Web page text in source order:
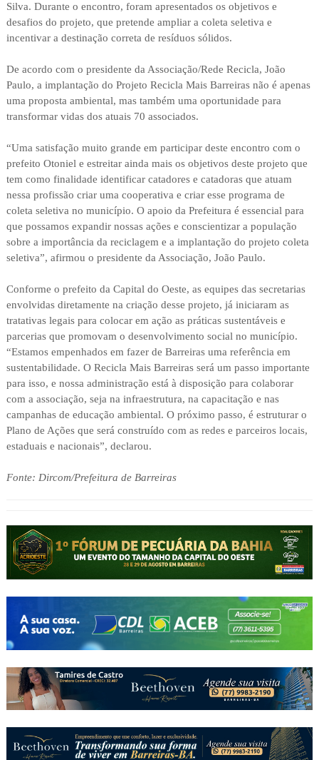
Silva. Durante o encontro, foram apresentados os objetivos e
desafios do projeto, que pretende ampliar a coleta seletiva e
incentivar a destinação correta de resíduos sólidos.
De acordo com o presidente da Associação/Rede Recicla, João
Paulo, a implantação do Projeto Recicla Mais Barreiras não é apenas
uma proposta ambiental, mas também uma oportunidade para
transformar vidas dos atuais 70 associados.
“Uma satisfação muito grande em participar deste encontro com o
prefeito Otoniel e estreitar ainda mais os objetivos deste projeto que
tem como finalidade identificar catadores e catadoras que atuam
nessa profissão criar uma cooperativa e criar esse programa de
coleta seletiva no município. O apoio da Prefeitura é essencial para
que possamos expandir nossas ações e conscientizar a população
sobre a importância da reciclagem e a implantação do projeto coleta
seletiva”, afirmou o presidente da Associação, João Paulo.
Conforme o prefeito da Capital do Oeste, as equipes das secretarias
envolvidas diretamente na criação desse projeto, já iniciaram as
tratativas legais para colocar em ação as práticas sustentáveis e
parcerias que promovam o desenvolvimento social no município.
“Estamos empenhados em fazer de Barreiras uma referência em
sustentabilidade. O Recicla Mais Barreiras será um passo importante
para isso, e nossa administração está à disposição para colaborar
com a associação, seja na infraestrutura, na capacitação e nas
campanhas de educação ambiental. O próximo passo, é estruturar o
Plano de Ações que será construído com as redes e parceiros locais,
estaduais e nacionais”, declarou.
Fonte: Dircom/Prefeitura de Barreiras